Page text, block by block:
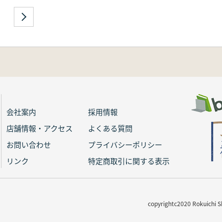
会社案内
採用情報
店舗情報・アクセス
よくある質問
お問い合わせ
プライバシーポリシー
リンク
特定商取引に関する表示
copyrightc2020 Rokuichi